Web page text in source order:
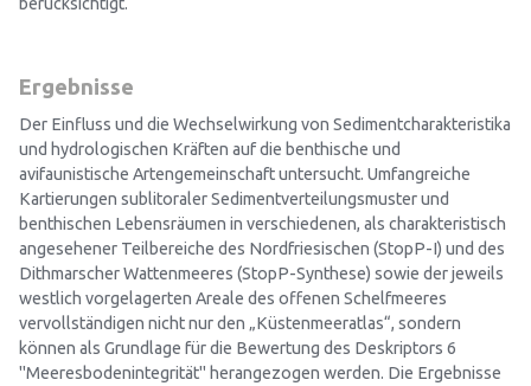
Ergebnisse
Der Einfluss und die Wechselwirkung von Sedimentcharakteristika
und hydrologischen Kräften auf die benthische und
avifaunistische Artengemeinschaft untersucht. Umfangreiche
Kartierungen sublitoraler Sedimentverteilungsmuster und
benthischen Lebensräumen in verschiedenen, als charakteristisch
angesehener Teilbereiche des Nordfriesischen (StopP-I) und des
Dithmarscher Wattenmeeres (StopP-Synthese) sowie der jeweils
westlich vorgelagerten Areale des offenen Schelfmeeres
vervollständigen nicht nur den „Küstenmeeratlas“, sondern
können als Grundlage für die Bewertung des Deskriptors 6
"Meeresbodenintegrität" herangezogen werden. Die Ergebnisse